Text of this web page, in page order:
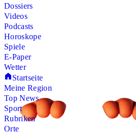
Dossiers
Videos
Podcasts
Horoskope
Spiele
E-Paper
Wetter
Startseite
Meine Region
Top News
Sport
Rubriken
Orte